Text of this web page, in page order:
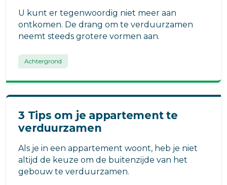
U kunt er tegenwoordig niet meer aan
ontkomen. De drang om te verduurzamen
neemt steeds grotere vormen aan.
Achtergrond
3 Tips om je appartement te
verduurzamen
Als je in een appartement woont, heb je niet
altijd de keuze om de buitenzijde van het
gebouw te verduurzamen.